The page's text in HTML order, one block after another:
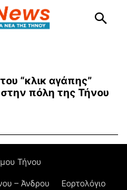
“κλικ αγάπης”
στην πόλη της Τήνου
Τήνου
– Άνδρου Εορτολόγιο